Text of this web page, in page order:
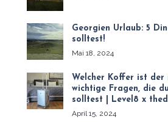
Georgien Urlaub: 5
solltest!
Mai 18, 2024
Welcher Koffer ist der
wichtige Fragen, die
solltest | Level8 x
April 15, 2024